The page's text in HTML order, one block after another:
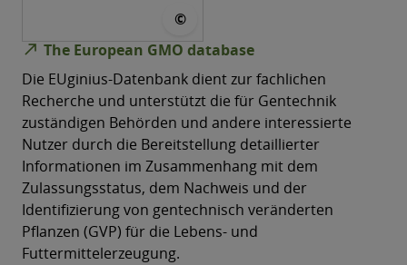
©
north_east The European GMO database
Die EUginius-Datenbank dient zur fachlichen
Recherche und unterstützt die für Gentechnik
zuständigen Behörden und andere interessierte
Nutzer durch die Bereitstellung detaillierter
Informationen im Zusammenhang mit dem
Zulassungsstatus, dem Nachweis und der
Identifizierung von gentechnisch veränderten
Pflanzen (GVP) für die Lebens- und
Futtermittelerzeugung.